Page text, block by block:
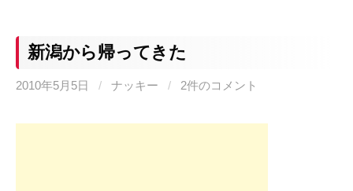
新潟から帰ってきた
2010年5月5日 / ナッキー / 2件のコメント